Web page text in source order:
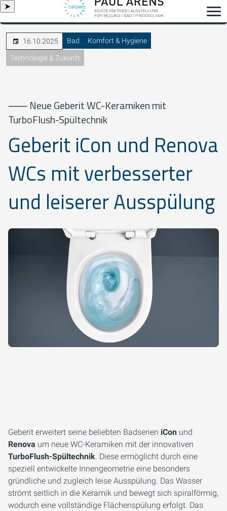
➤
16.10.2025 Bad Komfort & Hygiene
Technologie & Zukunft
⸺ Neue Geberit WC-Keramiken mit
TurboFlush-Spültechnik
Geberit iCon und Renova
WCs mit verbesserter
und leiserer Ausspülung
Geberit erweitert seine beliebten Badserien iCon und
Renova um neue WC-Keramiken mit der innovativen
TurboFlush-Spültechnik. Diese ermöglicht durch eine
speziell entwickelte Innengeometrie eine besonders
gründliche und zugleich leise Ausspülung. Das Wasser
strömt seitlich in die Keramik und bewegt sich spiralförmig,
wodurch eine vollständige Flächenspülung erfolgt. Das